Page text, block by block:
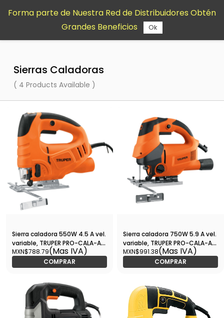
contenido
Sierras Caladoras
( 4 Products Available )
Sierra caladora 550W 4.5 A vel.
variable, TRUPER PRO-CALA-A3
/ 15420
MXN$788.79(Mas IVA)
COMPRAR
Sierra caladora 750W 5.9 A vel.
variable, TRUPER PRO-CALA-A5
/ 15423
MXN$991.38(Mas IVA)
COMPRAR
Forma parte de Nuestra Red de Distribuidores Obtén
Grandes Beneficios
Ok